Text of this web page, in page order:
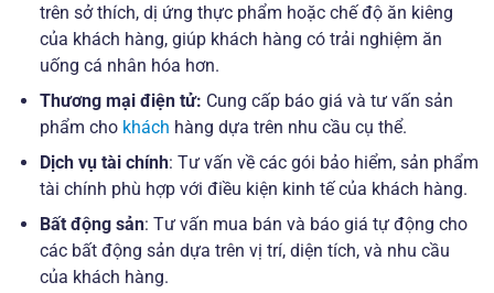
trên sở thích, dị ứng thực phẩm hoặc chế độ ăn kiêng
của khách hàng, giúp khách hàng có trải nghiệm ăn
uống cá nhân hóa hơn.
Thương mại điện tử: Cung cấp báo giá và tư vấn sản
phẩm cho khách hàng dựa trên nhu cầu cụ thể.
Dịch vụ tài chính: Tư vấn về các gói bảo hiểm, sản phẩm
tài chính phù hợp với điều kiện kinh tế của khách hàng.
Bất động sản: Tư vấn mua bán và báo giá tự động cho
các bất động sản dựa trên vị trí, diện tích, và nhu cầu
của khách hàng.